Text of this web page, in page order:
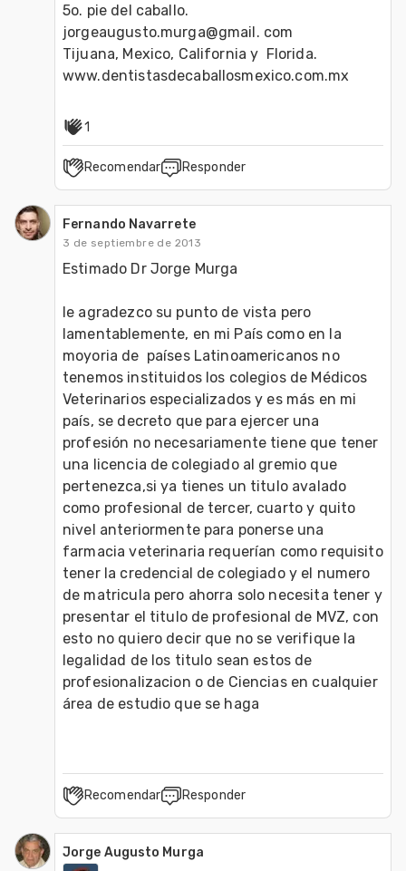
5o. pie del caballo.
jorgeaugusto.murga@gmail. com
Tijuana, Mexico, California y  Florida.
www.dentistasdecaballosmexico.com.mx
1
Recomendar Responder
Fernando Navarrete
3 de septiembre de 2013
Estimado Dr Jorge Murga
le agradezco su punto de vista pero
lamentablemente, en mi País como en la
moyoria de  países Latinoamericanos no
tenemos instituidos los colegios de Médicos
Veterinarios especializados y es más en mi
país, se decreto que para ejercer una
profesión no necesariamente tiene que tener
una licencia de colegiado al gremio que
pertenezca,si ya tienes un titulo avalado
como profesional de tercer, cuarto y quito
nivel anteriormente para ponerse una
farmacia veterinaria requerían como requisito
tener la credencial de colegiado y el numero
de matricula pero ahorra solo necesita tener y
presentar el titulo de profesional de MVZ, con
esto no quiero decir que no se verifique la
legalidad de los titulo sean estos de
profesionalizacion o de Ciencias en cualquier
área de estudio que se haga
Recomendar Responder
Jorge Augusto Murga